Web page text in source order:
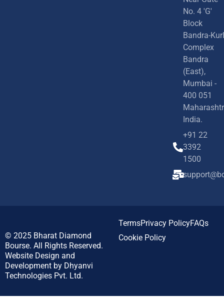
No. 4 'G'
Block
Bandra-
Complex
Bandra
(East),
Mumbai -
400 051
India.
+91 22
3392
1500
© 2025 Bharat Diamond
Bourse. All Rights Reserved.
Website Design and
Development by Dhyanvi
Technologies Pvt. Ltd.
TermsPrivacy PolicyFAQs
Cookie Policy